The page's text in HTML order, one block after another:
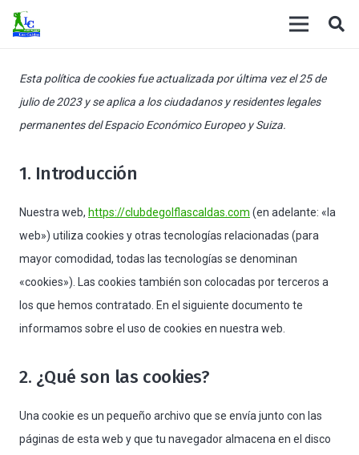
Esta política de cookies fue actualizada por última vez el 25 de
julio de 2023 y se aplica a los ciudadanos y residentes legales
permanentes del Espacio Económico Europeo y Suiza.
1. Introducción
Nuestra web, https://clubdegolflascaldas.com (en adelante: «la
web») utiliza cookies y otras tecnologías relacionadas (para
mayor comodidad, todas las tecnologías se denominan
«cookies»). Las cookies también son colocadas por terceros a
los que hemos contratado. En el siguiente documento te
informamos sobre el uso de cookies en nuestra web.
2. ¿Qué son las cookies?
Una cookie es un pequeño archivo que se envía junto con las
páginas de esta web y que tu navegador almacena en el disco